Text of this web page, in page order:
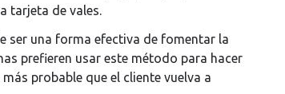
tarjeta de vales.
ser una forma efectiva de fomentar la
prefieren usar este método para hacer
probable que el cliente vuelva a